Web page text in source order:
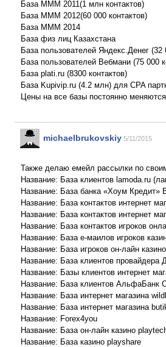
База МММ 2011(1 млн контактов)
База МММ 2012(60 000 контактов)
База МММ 2014
База физ лиц Казахстана
База пользователей Яндекс.Денег (32
База пользователей Вебмани (75 000
База plati.ru (8300 контактов)
База Kupivip.ru (4.2 млн) для СPA
Цены на все базы постоянно
michaelbrukovskiy 5/11/2015
Также делаю емейл рассылки по
Название: База клиентов lamoda.ru
Название: База банка «Хоум Кредит»
Название: База контактов интернет
Название: База контактов интернет
Название: База контактов игроков
Название: База е-маилов игроков
Название: База игроков он-лайн
Название: База клиентов провайдера
Название: Базы клиентов интернет
Название: База клиентов АльфаБанк
Название: База интернет магазина
Название: База интернет магазина
Название: Forex4you
Название: База он-лайн казино
Название: База казино playshare